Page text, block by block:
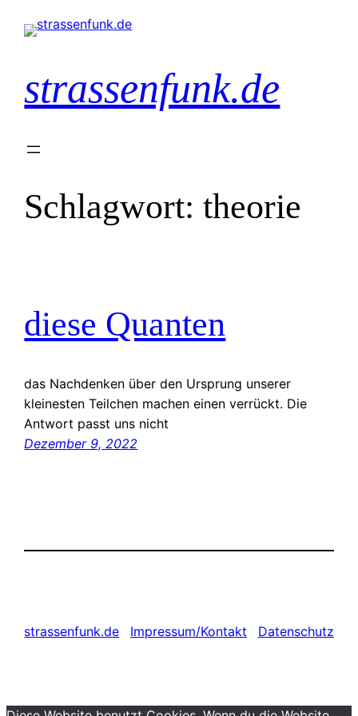
Inhalt
strassenfunk.de
Schlagwort:theorie
diese Quanten
das Nachdenken über den Ursprung unserer
kleinesten Teilchen machen einen verrückt. Die
Antwort passt uns nicht
Dezember 9, 2022
strassenfunk.de Impressum/Kontakt Datenschutz